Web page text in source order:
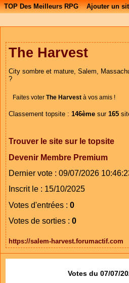
TOP Des Meilleurs RPG Ajouter un
The Harvest
City sombre et mature, Salem,
?
Faites voter The Harvest à vos amis !
Classement topsite : 146ème sur 165
Trouver le site sur le topsite
Devenir Membre Premium
Dernier vote : 09/07/2026
Inscrit le : 15/10/2025
Votes d'entrées : 0
Votes de sorties : 0
https://salem-harvest.forumactif.com
Votes du 07/07/